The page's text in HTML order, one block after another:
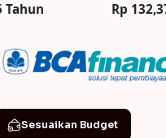
Tahun Rp
Sesuaikan Budget